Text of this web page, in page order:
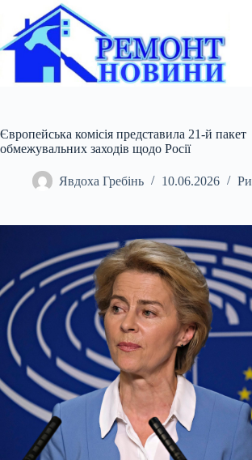
вмісту
Європейська комісія представила 21-й пакет
обмежувальних заходів щодо Росії
Явдоха Гребінь 10.06.2026